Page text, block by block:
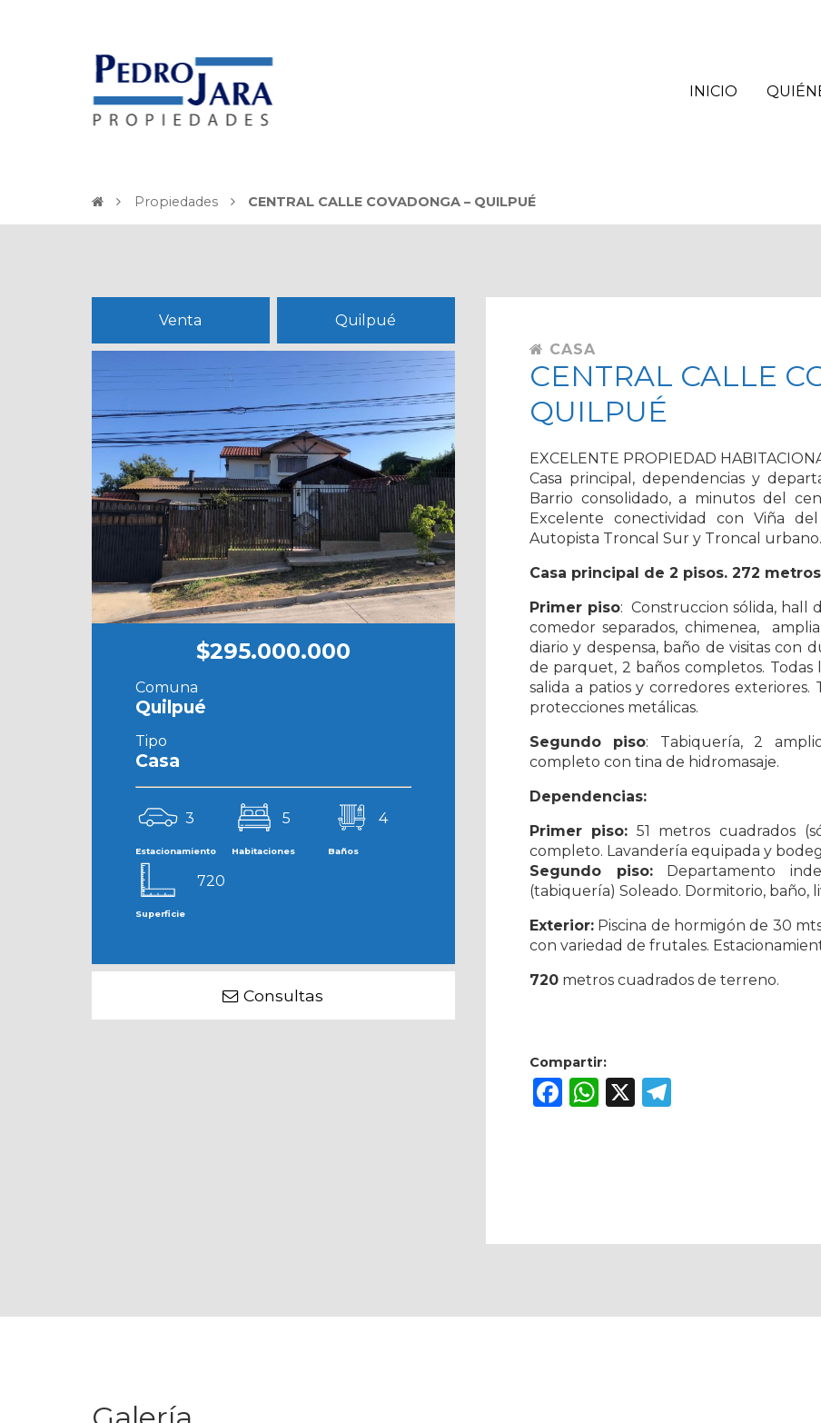
INICIO
Propiedades CENTRAL CALLE COVADONGA – QUILPUÉ
Venta Quilpué
$295.000.000
Comuna
Quilpué
Tipo
Casa
3
Estacionamiento
5
Habitaciones
4
Baños
720
Superficie
Consultas
CASA
CENTRAL CALLE
QUILPUÉ
EXCELENTE PROPIEDAD
Casa principal, dependencias y
Barrio consolidado, a minutos del
Excelente conectividad con Viña
Autopista Troncal Sur y Troncal urbano.
Casa principal de 2 pisos. 272
Primer piso: Construccion sólida, hall
comedor separados, chimenea,
diario y despensa, baño de visitas con
de parquet, 2 baños completos. Todas
salida a patios y corredores exteriores.
protecciones metálicas.
Segundo piso: Tabiquería, 2
completo con tina de hidromasaje.
Dependencias:
Primer piso: 51 metros cuadrados
completo. Lavandería equipada y
Segundo piso:Departamento
(tabiquería) Soleado. Dormitorio, baño,
Exterior:Piscina de hormigón de 30
con variedad de frutales.
720metros cuadrados de terreno.
Compartir:
Facebook
WhatsApp
X Telegram